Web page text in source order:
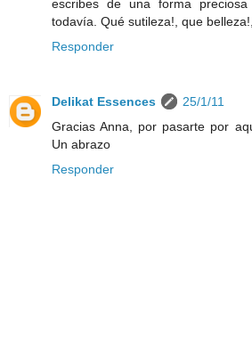
escribes de una forma
todavía. Qué sutileza!, que
Responder
Delikat Essences
25/1/11
Gracias Anna, por pasarte por
Un abrazo
Responder